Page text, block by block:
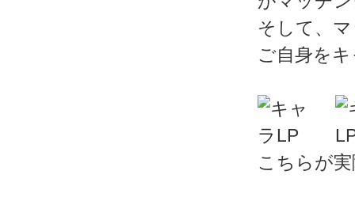
そして、
ご自身を
こちらが